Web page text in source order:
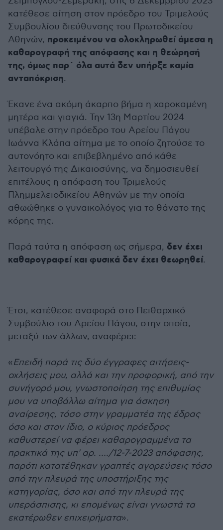
κατέθεσε αίτηση στον πρόεδρο του Τριμελούς
Συμβουλίου διεύθυνσης του Πρωτοδικείου
Αθηνών, προκειμένου να ολοκληρωθεί άμεσα η
καθαρογραφή της απόφασης και η θεώρησή
της, όμως παρ΄ όλα αυτά δεν υπήρξε καμία
ανταπόκριση.
Έκανε ένα ακόμη άκαρπο βήμα η χαροκαμένη
μητέρα και γιαγιά. Την 13η Μαρτίου 2024
υπέβαλε στην πρόεδρο του Αρείου Πάγου
Ιωάννα Κλάπα αίτημα με το οποίο ζητούσε το
αυτονόητο και επιβεβλημένο από κάθε
λειτουργό της Δικαιοσύνης, να δημοσιευθεί
επιτέλους η απόφαση του Τριμελούς
Πλημμελειοδικείου Αθηνών με την οποία
αθωώθηκε ο γυναικολόγος για το θάνατο της
κόρης της.
Παρά ταύτα η απόφαση ως σήμερα, δεν έχει
καθαρογραφεί και φυσικά δεν έχει θεωρηθεί.
Έτσι, κατέθεσε αναφορά στο Πειθαρχικό
Συμβούλιο του Αρείου Πάγου, στην οποία,
μεταξύ των άλλων, αναφέρει:
«Επειδή παρά τις δύο έγγραφες αιτήσεις-
οχλήσεις μου, αλλά και την προφορική, από την
συνήγορό μου, γνωστοποίηση της επιθυμίας
μου να υποβάλλω αίτημα για άσκηση
αναίρεσης, τόσο στην γραμματέα της έδρας
όσο και στον ίδιο, ο κύριος πρόεδρος
καθυστερεί να φέρει καθαρογραμμένα τα
πρακτικά της υπ' αρ. …./12-7-2023 απόφασης,
παρότι κατατέθηκαν γραπτές αγορεύσεις τόσο
από την πλευρά της υποστήριξης της
κατηγορίας, όσο και από την πλευρά της
υπεράσπισης, κι επομένως είναι γνωστά τα
εκατέρωθεν επιχειρήματα».